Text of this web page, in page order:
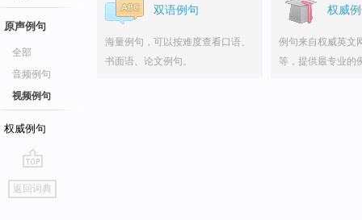
原声例句
全部
音频例句
视频例句
权威例句
go
top
返回词典
双语例句
海量例句，可以按难度查看口语、
书面语、论文例句。
权威
例句来自权威英文
等，提供最专业的